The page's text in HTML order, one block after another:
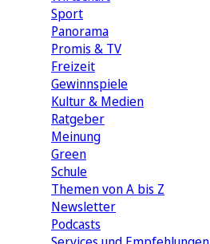
Sport
Panorama
Promis & TV
Freizeit
Gewinnspiele
Kultur & Medien
Ratgeber
Meinung
Green
Schule
Themen von A bis Z
Newsletter
Podcasts